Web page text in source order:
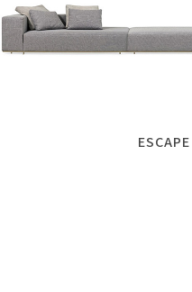
ESCAPE